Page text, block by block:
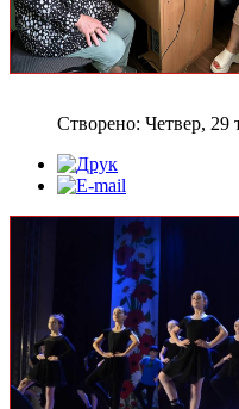
Створено: Четвер, 29